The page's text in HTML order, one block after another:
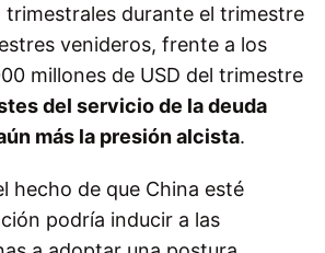
trimestrales durante el trimestre
venideros, frente a los
millones de USD del trimestre
del servicio de la deuda
más la presión alcista.
hecho de que China esté
podría inducir a las